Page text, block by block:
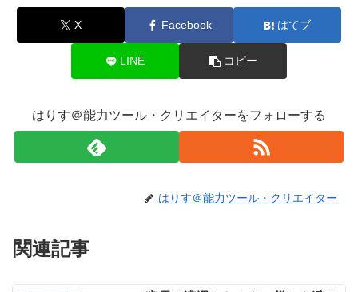
X Facebook はてブ
LINE コピー
はりす＠能力ツール・クリエイターをフォローする
はりす＠能力ツール・クリエイター
関連記事